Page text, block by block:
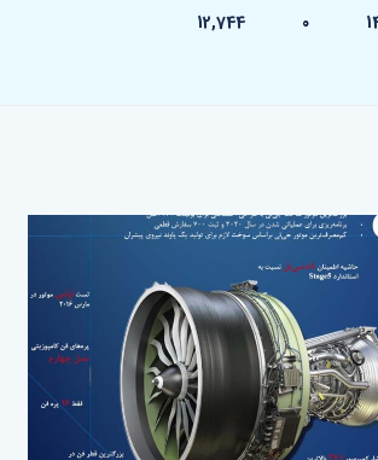
0
12,744